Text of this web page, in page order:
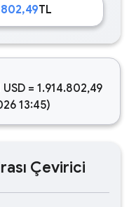
TL
= 1.914.802,49
13:45)
Çevirici